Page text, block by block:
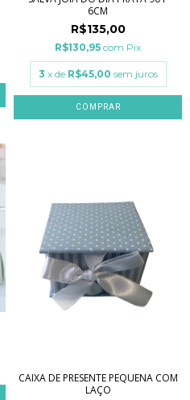
6CM
R$135,00
R$130,95 com Pix
3 x de R$45,00 sem juros
COMPRAR
CAIXA DE PRESENTE PEQUENA COM
LAÇO